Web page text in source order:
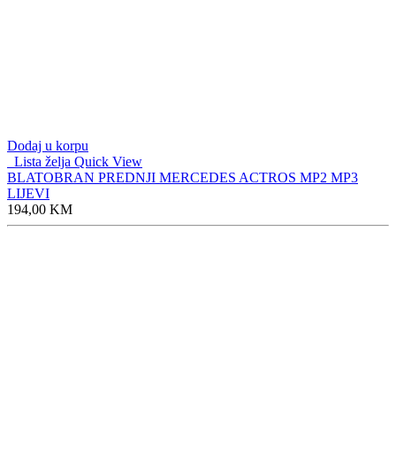
Dodaj u korpu
Lista želja Quick View
BLATOBRAN PREDNJI MERCEDES ACTROS MP2 MP3
LIJEVI
194,00 KM